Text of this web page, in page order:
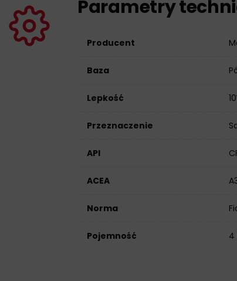
Parametry
Producent
Baza
Lepkość
Przeznaczenie
API
ACEA
Norma
Pojemność 4